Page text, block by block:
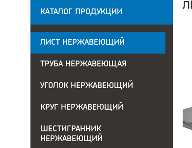
КАТАЛОГ ПРОДУКЦИИ
ЛИСТ НЕРЖАВЕЮЩИЙ
ТРУБА НЕРЖАВЕЮЩАЯ
УГОЛОК НЕРЖАВЕЮЩИЙ
КРУГ НЕРЖАВЕЮЩИЙ
ШЕСТИГРАННИК
НЕРЖАВЕЮЩИЙ